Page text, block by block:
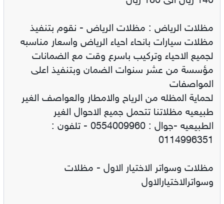
مظلات الرياض : مظلات الرياض - نقوم بتنفيذ
مظلات سيارات بانحاء احياء الرياض واسعار مناسبه
لجميع الاحياء وتركيب باسرع وقت مع الضمانات
مؤسسة من عشر سنوات الضمان وبتنفيذ اعلى
المواصفات
لحماية المظله من الرياح والامطار والعواصف الغير
طبيعيه مظلاتنا تتحمل جميع الاحوال الغير
الطبيعيه -جوال : 0554009960 - تلفون :
0114996351
مظلات وسواتر الاختيار الاول - مظلات
وسواترالاختيارالاول